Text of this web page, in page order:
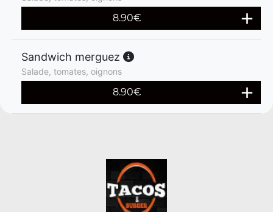
8.90€
Sandwich merguez
Salade, tomates, oignons
8.90€